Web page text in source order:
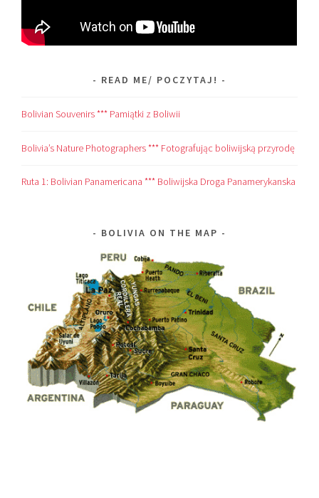
READ ME/ POCZYTAJ!
Bolivian Souvenirs *** Pamiątki z Boliwii
Bolivia’s Nature Photographers *** Fotografując boliwijską przyrodę
Ruta 1: Bolivian Panamericana *** Boliwijska Droga Panamerykanska
BOLIVIA ON THE MAP